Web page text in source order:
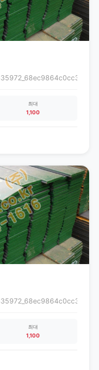
최대
1,100
최대
1,100